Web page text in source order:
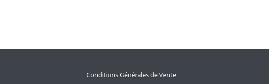
Conditions Générales de Vente